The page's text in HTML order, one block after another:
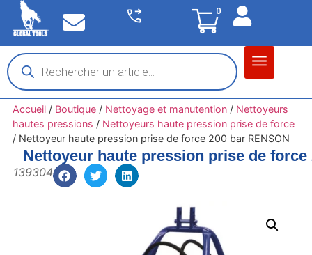
0
Accueil/ Boutique/ Nettoyage et manutention/ Nettoyeurs
hautes pressions / Nettoyeurs haute pression prise de force
/ Nettoyeur haute pression prise de force 200 bar RENSON
Nettoyeur haute pression prise de force
139304